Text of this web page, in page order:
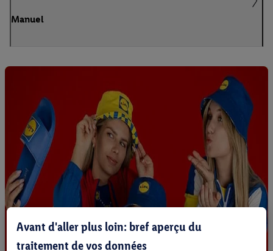
Manuel
Avant d'aller plus loin: bref aperçu du
traitement de vos données